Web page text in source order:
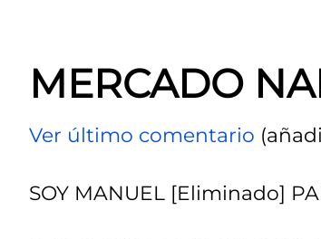
MERCADO
Ver último comentario
SOY MANUEL [Eliminado]